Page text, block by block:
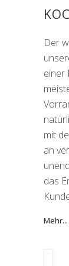
Der
einer
mit
an
das
Mehr...